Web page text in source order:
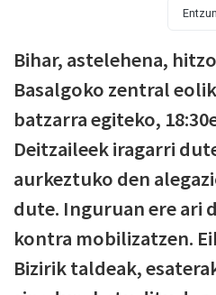
Entzun
Bihar, astelehena,
Basalgoko zentral
batzarra egiteko,
Deitzaileek iragarri
aurkeztuko den
dute. Inguruan ere ari
kontra mobilizatzen.
Bizirik taldeak,